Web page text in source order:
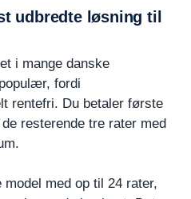
udbredte løsning til
i mange danske
fordi
rentefri. Du betaler første
resterende tre rater med
med op til 24 rater,